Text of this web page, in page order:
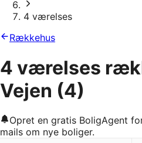
4 værelses
Rækkehus
4 værelses
Vejen (4)
Opret en gratis BoligAgent
mails om nye boliger.